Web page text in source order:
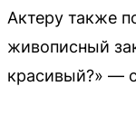
Актеру также
живописный
красивый?» —